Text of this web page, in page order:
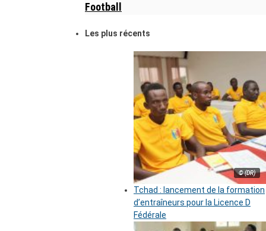
Football
Les plus récents
© (DR)
Tchad : lancement de la formation
d’entraîneurs pour la Licence D
Fédérale